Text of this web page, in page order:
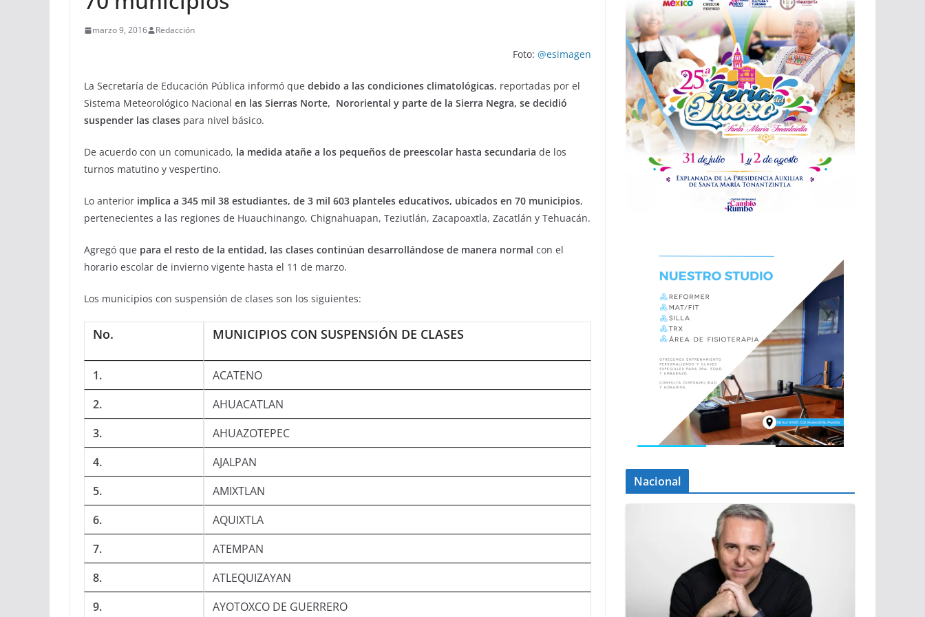
marzo 9, 2016 Redacción
Foto: @esimagen
La Secretaría de Educación Pública informó que debido a las condiciones climatológicas, reportadas por el
Sistema Meteorológico Nacional en las Sierras Norte, Nororiental y parte de la Sierra Negra, se decidió
suspender las clases para nivel básico.
De acuerdo con un comunicado, la medida atañe a los pequeños de preescolar hasta secundaria de los
turnos matutino y vespertino.
Lo anterior implica a 345 mil 38 estudiantes, de 3 mil 603 planteles educativos, ubicados en 70 municipios,
pertenecientes a las regiones de Huauchinango, Chignahuapan, Teziutlán, Zacapoaxtla, Zacatlán y Tehuacán.
Agregó que para el resto de la entidad, las clases continúan desarrollándose de manera normal con el
horario escolar de invierno vigente hasta el 11 de marzo.
Los municipios con suspensión de clases son los siguientes:
No. MUNICIPIOS CON SUSPENSIÓN DE CLASES
1.
ACATENO
2.
AHUACATLAN
3.
AHUAZOTEPEC
4.
AJALPAN
5.
AMIXTLAN
6.
AQUIXTLA
7.
ATEMPAN
8.
ATLEQUIZAYAN
9.
AYOTOXCO DE GUERRERO
Nacional